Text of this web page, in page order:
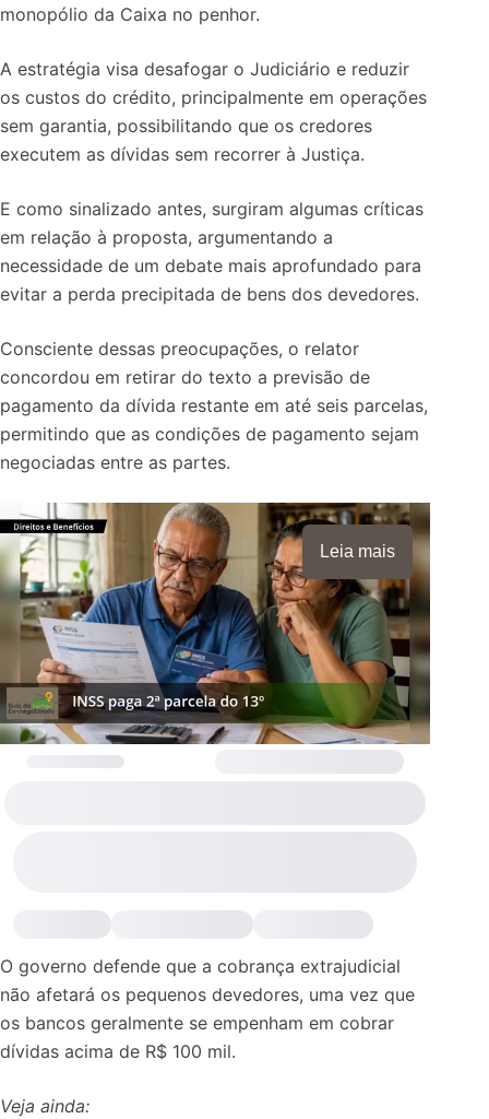
monopólio da Caixa no penhor.
A estratégia visa desafogar o Judiciário e reduzir
os custos do crédito, principalmente em operações
sem garantia, possibilitando que os credores
executem as dívidas sem recorrer à Justiça.
E como sinalizado antes, surgiram algumas críticas
em relação à proposta, argumentando a
necessidade de um debate mais aprofundado para
evitar a perda precipitada de bens dos devedores.
Consciente dessas preocupações, o relator
concordou em retirar do texto a previsão de
pagamento da dívida restante em até seis parcelas,
permitindo que as condições de pagamento sejam
negociadas entre as partes.
Leia mais
O governo defende que a cobrança extrajudicial
não afetará os pequenos devedores, uma vez que
os bancos geralmente se empenham em cobrar
dívidas acima de R$ 100 mil.
Veja ainda: